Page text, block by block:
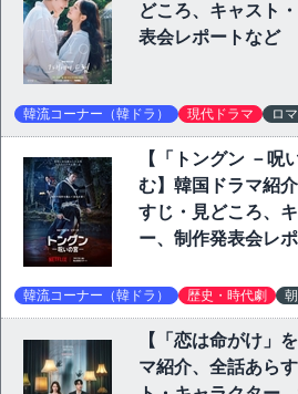
どころ、キャスト
表会レポートなど
韓流コーナー（韓ドラ） 現代ドラマ ロ
【「トングン －呪
む】韓国ドラマ紹
すじ・見どころ、
ー、制作発表会レ
韓流コーナー（韓ドラ） 歴史・時代劇
【「恋は命がけ」
マ紹介、全話あら